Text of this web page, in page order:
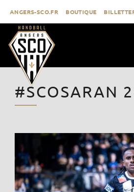
contenu
ANGERS-SCO.FR BOUTIQUE
ACTUALITÉS
CLUB
MÉDIAS
CONTACT
#SCOSARAN